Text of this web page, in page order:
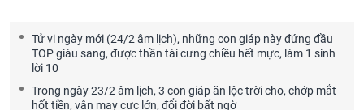
Tử vi ngày mới (24/2 âm lịch), những con giáp này đứng đầu
TOP giàu sang, được thần tài cưng chiều hết mực, làm 1 sinh
lời 10
Trong ngày 23/2 âm lịch, 3 con giáp ăn lộc trời cho, chớp mắt
hốt tiền, vận may cực lớn, đổi đời bất ngờ